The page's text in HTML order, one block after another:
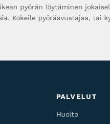
pyörän löytäminen
Kokeile pyöräavustajaa, tai
PALVELUT
Huolto